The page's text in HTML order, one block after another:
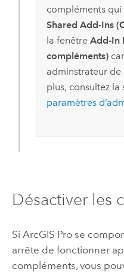
compléments qui
Shared Add-Ins
la fenêtre Add-In
compléments)
adminstrateur de
plus, consultez la
paramètres
Désactiver les
Si ArcGIS Prose
arrête de fonctionner
compléments, vous